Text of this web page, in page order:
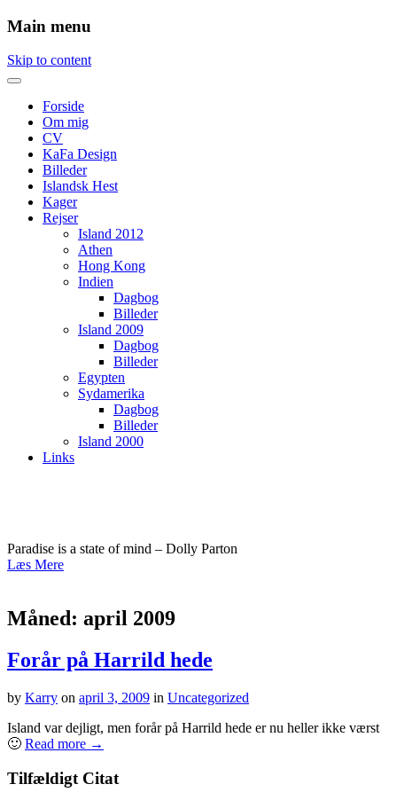
Main menu
Skip to content
Forside
Om mig
CV
KaFa Design
Billeder
Islandsk Hest
Kager
Rejser
Island 2012
Athen
Hong Kong
Indien
Dagbog
Billeder
Island 2009
Dagbog
Billeder
Egypten
Sydamerika
Dagbog
Billeder
Island 2000
Links
Paradise is a state of mind – Dolly Parton
Læs Mere
Måned: april 2009
Forår på Harrild hede
by Karry on april 3, 2009 in Uncategorized
Island var dejligt, men forår på Harrild hede er nu heller ikke værst
🙂 Read more →
Tilfældigt Citat